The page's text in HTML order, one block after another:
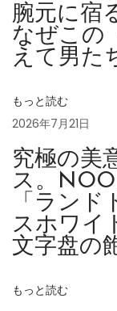
0
2
2
作
初
の
9
5
0
プ
ラ
腕元に宿
なぜこの
えて男た
もっと読む
2026年7月21日
究極の美
ス。
「ラン
スホワイ
文字盘の
もっと読む